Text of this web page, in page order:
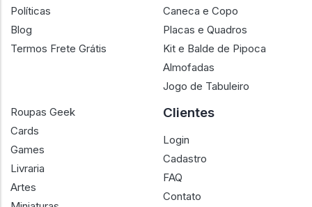
Políticas
Blog
Termos Frete Grátis
Caneca e Copo
Placas e Quadros
Kit e Balde de Pipoca
Almofadas
Jogo de Tabuleiro
Roupas Geek
Cards
Games
Livraria
Artes
Clientes
Login
Cadastro
FAQ
Contato